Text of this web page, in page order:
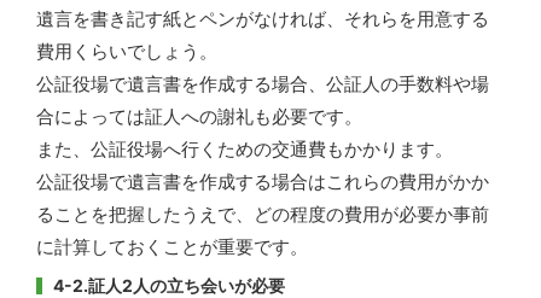
遺言を書き記す紙とペンがなければ、それらを用意する
費用くらいでしょう。
公証役場で遺言書を作成する場合、公証人の手数料や場
合によっては証人への謝礼も必要です。
また、公証役場へ行くための交通費もかかります。
公証役場で遺言書を作成する場合はこれらの費用がかか
ることを把握したうえで、どの程度の費用が必要か事前
に計算しておくことが重要です。
4-2.証人2人の立ち会いが必要